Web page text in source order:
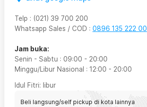
Telp : (021) 39 700 200
Whatsapp Sales / COD : 0896 135 222 00
Jam buka:
Senin - Sabtu : 09:00 - 20:00
Minggu/Libur Nasional : 12:00 - 20:00
Idul Fitri: libur
Beli langsung/self pickup di kota lainnya